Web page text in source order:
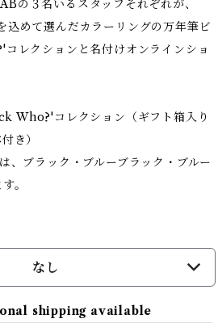
の３名いるスタッフそれぞれが、
込めて選んだカラーリングの万年筆ビ
レクションと名付けオンラインショ
Who?'コレクション（ギフト箱入り
き）
、ブラック・ブルーブラック・ブルー
。
なし
shipping available